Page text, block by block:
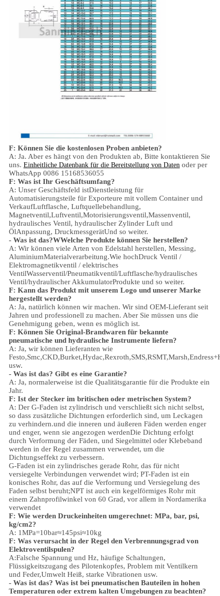
F: Können Sie die kostenlosen Proben anbieten?
A: Ja. Aber es hängt von den Produkten ab, Bitte kontaktieren Sie
uns. Einheitliche Datenbank für die Bereitstellung von Daten oder per
WhatsApp 0086 15168536055
F: Was ist Ihr Geschäftsumfang?
A: Unser Geschäftsfeld istDienstleistung für
Automatisierungsteile für Exporteure mit vollem Container und
VerkaufLuftflasche, Luftquellebehandlung,
Magnetventil,Luftventil,Motorisierungsventil,Massenventil,
hydraulisches Ventil, hydraulischer Zylinder Luft und
ÖlAnpassung, DruckmessgerätUnd so weiter.
- Was ist das?WWelche Produkte können Sie herstellen?
A: Wir können viele Arten von Edelstahl herstellen, Messing,
AluminiumMaterialverarbeitung.Wie hochDruck Ventil /
Elektromagnetikventil / elektrisches
VentilWasserventil/Pneumatikventil/Luftflasche/hydraulisches
Ventil/hydraulischer AkkumulatorProdukte und so weiter.
F: Kann das Produkt mit unserem Logo und unserer Marke
hergestellt werden?
A: Ja, natürlich können wir machen. Wir sind OEM-Lieferant seit
Jahren und professionell zu machen. Aber Sie müssen uns die
Genehmigung geben, wenn es möglich ist.
F: Können Sie Original-Brandwaren für bekannte
pneumatische und hydraulische Instrumente liefern?
A: Ja, wir können Lieferanten wie
usw.
- Was ist das? Gibt es eine Garantie?
A: Ja, normalerweise ist die Qualitätsgarantie für die Produkte ein
Jahr.
F: Ist der Stecker im britischen oder metrischen System?
A: Der G-Faden ist zylindrisch und verschließt sich nicht selbst,
so dass zusätzliche Dichtungen erforderlich sind, um Leckagen
zu verhindern.und die inneren und äußeren Fäden werden enger
und enger, wenn sie angezogen werdenDie Dichtung erfolgt
durch Verformung der Fäden, und Siegelmittel oder Klebeband
werden in der Regel zusammen verwendet, um die
Dichtungseffekt zu verbessern.
G-Faden ist ein zylindrisches gerade Rohr, das für nicht
versiegelte Verbindungen verwendet wird; PT-Faden ist ein
konisches Rohr, das auf die Verformung und Versiegelung des
Faden selbst beruht;NPT ist auch ein kegelförmiges Rohr mit
einem Zahnprofilwinkel von 60 Grad, vor allem in Nordamerika
verwendet
F: Wie werden Druckeinheiten umgerechnet: MPa, bar, psi,
kg/cm2?
A: 1MPa=10bar≈145psi≈10kg
F: Was verursacht in der Regel den Verbrennungsgrad von
Elektroventilspulen?
A:Falsche Spannung und Hz, häufige Schaltungen,
Flüssigkeitszugang des Pilotenkopfes, Problem mit Ventilkern
und Feder,Umwelt Heiß, starke Vibrationen usw.
- Was ist das? Was ist bei pneumatischen Bauteilen in hohen
Temperaturen oder extrem kalten Umgebungen zu beachten?